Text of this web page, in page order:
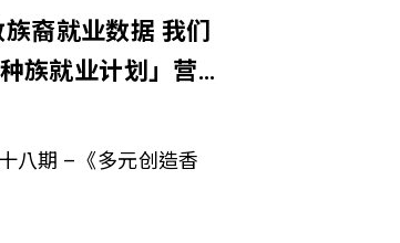
裔就业数据 我们
族就业计划」营
八期 –《多元创造香